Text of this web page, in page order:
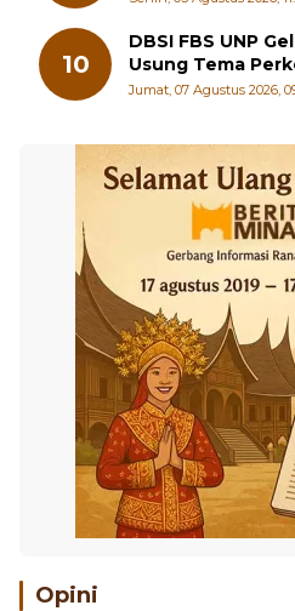
10
DBSI FBS UNP
Usung Tema
Sastra Dunia
Jumat, 07 Agustus 2026,
Opini